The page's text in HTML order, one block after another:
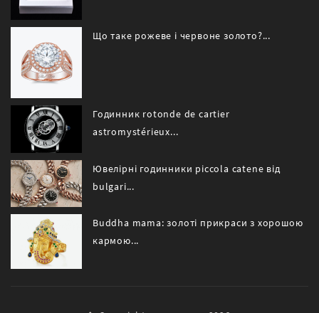
Що таке рожеве і червоне золото?...
Годинник rotonde de cartier
astromystérieux...
Ювелірні годинники piccola catene від
bulgari...
Buddha mama: золоті прикраси з хорошою
кармою...